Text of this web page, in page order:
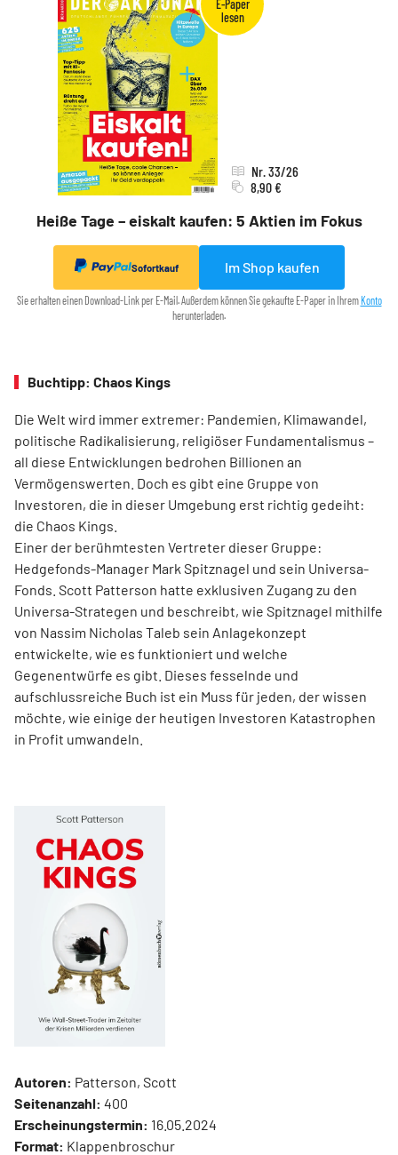
Heiße Tage – eiskalt kaufen: 5 Aktien im Fokus
Nr. 33/26
8,90 €
Sofortkauf Im Shop kaufen
Sie erhalten einen Download-Link per E-Mail. Außerdem können Sie gekaufte E-Paper in Ihrem Konto
herunterladen.
Buchtipp: Chaos Kings
Die Welt wird immer extremer: Pandemien, Klimawandel,
politische Radikalisierung, religiöser Fundamentalismus –
all diese Entwicklungen bedrohen Billionen an
Vermögenswerten. Doch es gibt eine Gruppe von
Investoren, die in dieser Umgebung erst richtig gedeiht:
die Chaos Kings.
Einer der berühmtesten Vertreter dieser Gruppe:
Hedgefonds-Manager Mark Spitznagel und sein Universa-
Fonds. Scott Patterson hatte exklusiven Zugang zu den
Universa-Strategen und beschreibt, wie Spitznagel mithilfe
von Nassim Nicholas Taleb sein Anlagekonzept
entwickelte, wie es funktioniert und welche
Gegenentwürfe es gibt. Dieses fesselnde und
aufschlussreiche Buch ist ein Muss für jeden, der wissen
möchte, wie einige der heutigen Investoren Katastrophen
in Profit umwandeln.
Autoren: Patterson, Scott
Seitenanzahl: 400
Erscheinungstermin: 16.05.2024
Format: Klappenbroschur